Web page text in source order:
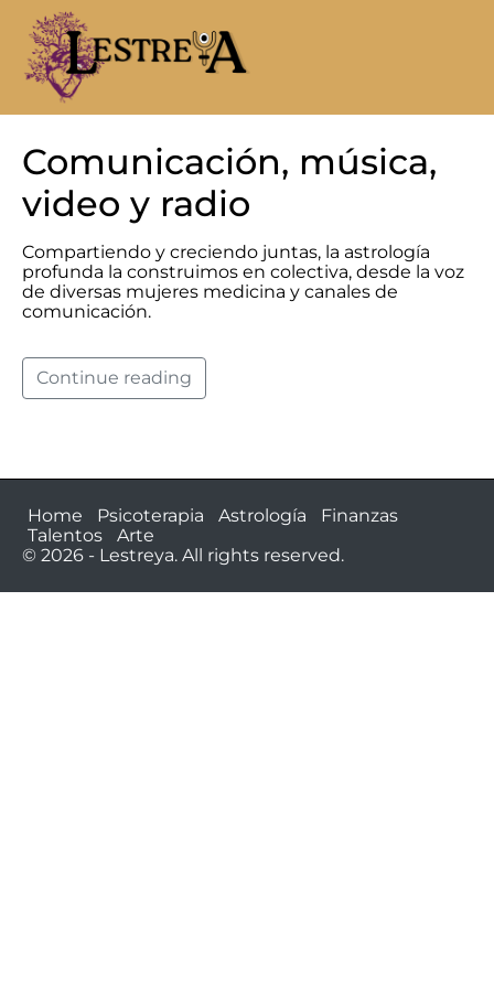
Comunicación, música,
video y radio
Compartiendo y creciendo juntas, la astrología
profunda la construimos en colectiva, desde la voz
de diversas mujeres medicina y canales de
comunicación.
Continue reading
Home Psicoterapia Astrología
Finanzas
Talentos
Arte
© 2026 - Lestreya. All rights reserved.